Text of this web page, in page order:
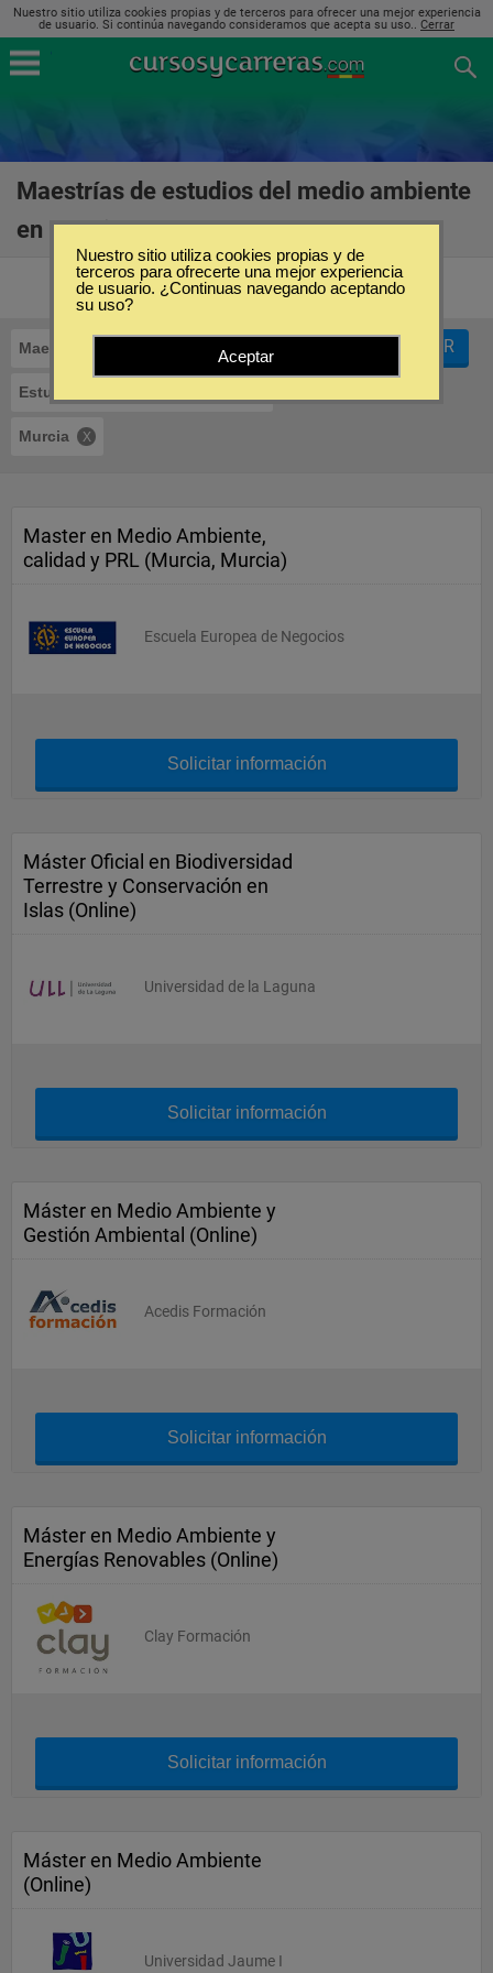
Nuestro sitio utiliza cookies propias y de terceros para ofrecer una mejor experiencia
de usuario. Si continúa navegando consideramos que acepta su uso.. Cerrar
Maestrías de estudios del medio ambiente
en Murcia
Maestrías
Estudios del Medio Ambiente
Murcia
FILTRAR
Master en Medio Ambiente,
calidad y PRL (Murcia, Murcia)
Escuela Europea de Negocios
Solicitar información
Máster Oficial en Biodiversidad
Terrestre y Conservación en
Islas (Online)
Universidad de la Laguna
Solicitar información
Máster en Medio Ambiente y
Gestión Ambiental (Online)
Acedis Formación
Solicitar información
Máster en Medio Ambiente y
Energías Renovables (Online)
Clay Formación
Solicitar información
Máster en Medio Ambiente
(Online)
Universidad Jaume I
Nuestro sitio utiliza cookies propias y de
terceros para ofrecerte una mejor experiencia
de usuario. ¿Continuas navegando aceptando
su uso?
Aceptar